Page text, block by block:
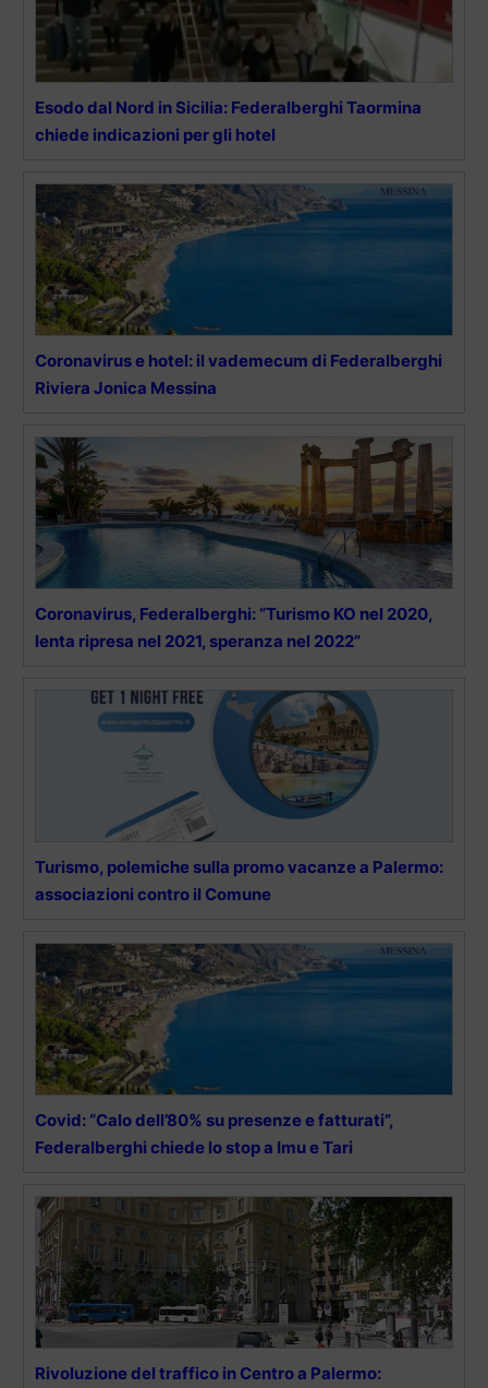
Esodo dal Nord in Sicilia: Federalberghi Taormina
chiede indicazioni per gli hotel
Coronavirus e hotel: il vademecum di Federalberghi
Riviera Jonica Messina
Coronavirus, Federalberghi: “Turismo KO nel 2020,
lenta ripresa nel 2021, speranza nel 2022”
Turismo, polemiche sulla promo vacanze a Palermo:
associazioni contro il Comune
Covid: “Calo dell’80% su presenze e fatturati”,
Federalberghi chiede lo stop a Imu e Tari
Rivoluzione del traffico in Centro a Palermo: